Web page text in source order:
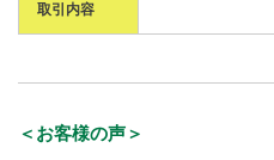
取引内容
＜お客様の声＞